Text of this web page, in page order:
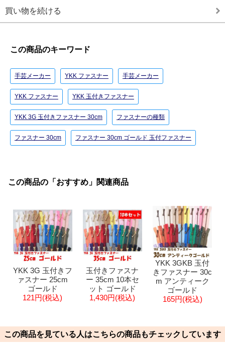
買い物を続ける
この商品のキーワード
手芸メーカー YKK ファスナー 手芸メーカー
YKK ファスナー YKK 玉付きファスナー
YKK 3G 玉付きファスナー 30cm ファスナーの種類
ファスナー 30cm ファスナー 30cm ゴールド 玉付ファスナー
この商品の「おすすめ」関連商品
YKK 3G 玉付きフ
ァスナー 25cm
ゴールド
121円(税込)
玉付きファスナ
ー 35cm 10本セ
ット ゴールド
1,430円(税込)
YKK 3GKB 玉付
きファスナー 30c
m アンティーク
ゴールド
165円(税込)
この商品を見ている人はこちらの商品もチェックしています